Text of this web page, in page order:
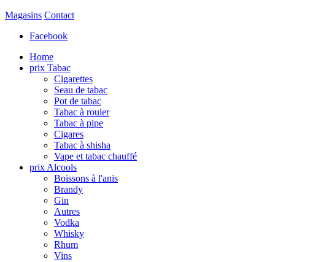
Magasins Contact
Facebook
Home
prix Tabac
Cigarettes
Seau de tabac
Pot de tabac
Tabac à rouler
Tabac à pipe
Cigares
Tabac à shisha
Vape et tabac chauffé
prix Alcools
Boissons à l'anis
Brandy
Gin
Autres
Vodka
Whisky
Rhum
Vins